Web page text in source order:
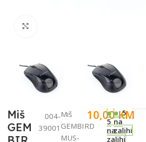
Miš
GEM
004-
39001
Miš
GEMBIRD
MUS-
10,00KM
5
na
zalihi
5
na
zalihi